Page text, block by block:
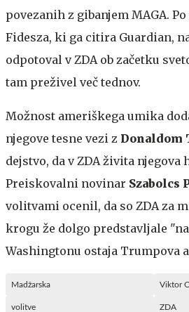
povezanih z gibanjem MAGA.
Fidesza, ki ga citira Guardian,
odpotoval v ZDA ob začetku
tam preživel več tednov.
Možnost ameriškega umika
njegove tesne vezi z Donaldom
dejstvo, da v ZDA živita njegova
Preiskovalni novinar Szabolcs
volitvami ocenil, da so ZDA za
krogu že dolgo predstavljale
Washingtonu ostaja Trumpova
Madžarska Viktor
volitve ZDA